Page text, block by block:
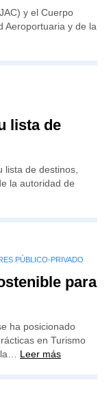
y el Cuerpo
Aeroportuaria y de la
lista de
lista de destinos,
la autoridad de
PÚBLICO-PRIVADO
para
ha posicionado
en Turismo
Leer más